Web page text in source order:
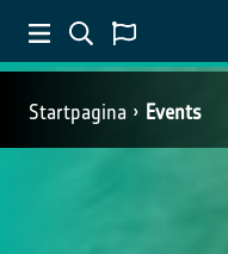
Startpagina Events